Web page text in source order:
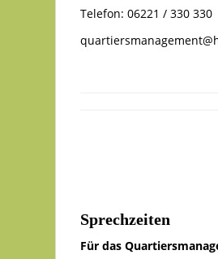
Telefon: 06221 / 330 330
Sprechzeiten
Für das